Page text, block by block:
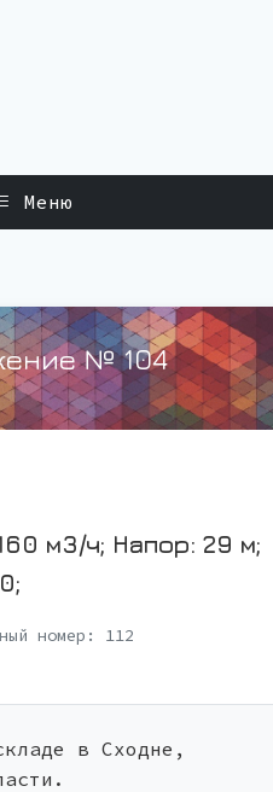
Меню
№ 104
м3/ч; Напор: 29 м;
номер: 112
в Сходне,